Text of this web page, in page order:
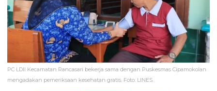
PC LDII Kecamatan Rancasari bekerja sama dengan Puskesmas Cipamokolan
mengadakan pemeriksaan kesehatan gratis. Foto: LINES.